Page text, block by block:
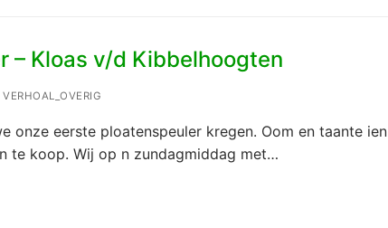
– Kloas v/d Kibbelhoogten
VERHOAL_OVERIG
onze eerste ploatenspeuler kregen. Oom en taante ien
te koop. Wij op n zundagmiddag met…